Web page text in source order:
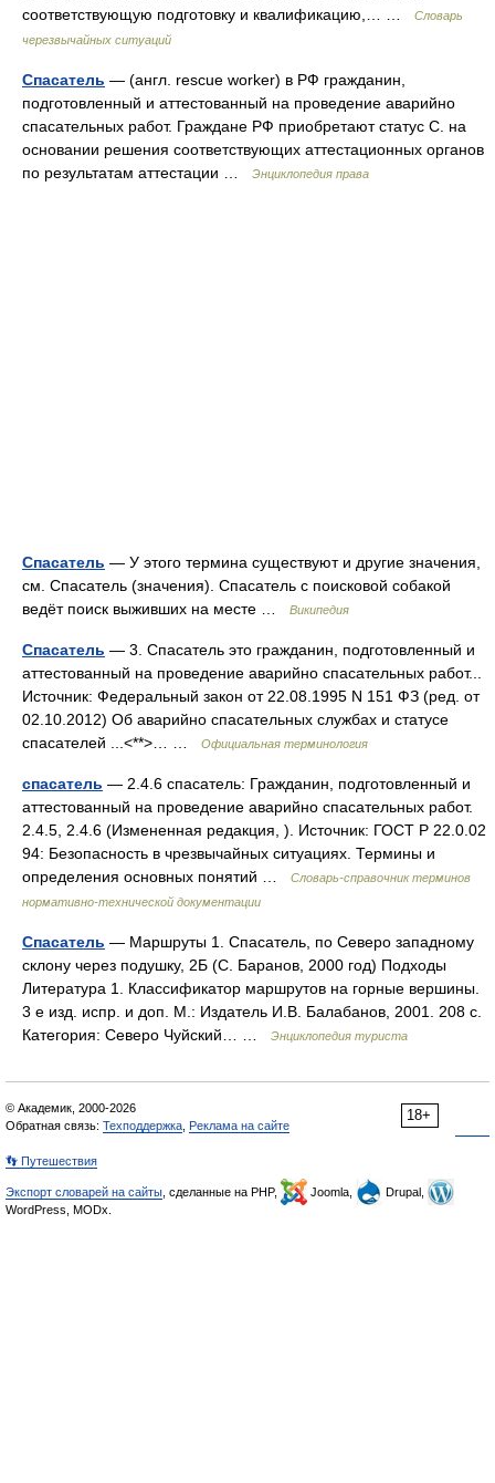
соответствующую подготовку и квалификацию,… …
Словарь
черезвычайных ситуаций
Спасатель — (англ. rescue worker) в РФ гражданин,
подготовленный и аттестованный на проведение аварийно
спасательных работ. Граждане РФ приобретают статус С. на
основании решения соответствующих аттестационных органов
по результатам аттестации …
Энциклопедия права
Спасатель — У этого термина существуют и другие значения,
см. Спасатель (значения). Спасатель с поисковой собакой
ведёт поиск выживших на месте …
Википедия
Спасатель — 3. Спасатель это гражданин, подготовленный и
аттестованный на проведение аварийно спасательных работ...
Источник: Федеральный закон от 22.08.1995 N 151 ФЗ (ред. от
02.10.2012) Об аварийно спасательных службах и статусе
спасателей ...<**>… …
Официальная терминология
спасатель — 2.4.6 спасатель: Гражданин, подготовленный и
аттестованный на проведение аварийно спасательных работ.
2.4.5, 2.4.6 (Измененная редакция, ). Источник: ГОСТ Р 22.0.02
94: Безопасность в чрезвычайных ситуациях. Термины и
определения основных понятий …
Словарь-справочник терминов
нормативно-технической документации
Спасатель — Маршруты 1. Спасатель, по Северо западному
склону через подушку, 2Б (С. Баранов, 2000 год) Подходы
Литература 1. Классификатор маршрутов на горные вершины.
3 е изд. испр. и доп. М.: Издатель И.В. Балабанов, 2001. 208 с.
Категория: Северо Чуйский… …
Энциклопедия туриста
18+
© Академик, 2000-2026
Обратная связь: Техподдержка Реклама на сайте
👣 Путешествия
Экспорт словарей на сайты , сделанные на PHP, Joomla,
Drupal,
WordPress, MODx.